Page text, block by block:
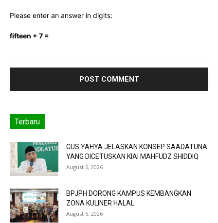
Please enter an answer in digits:
fifteen + 7 =
Terbaru
GUS YAHYA JELASKAN KONSEP SAADATUNA
YANG DICETUSKAN KIAI MAHFUDZ SHIDDIQ
August 6, 2026
BPJPH DORONG KAMPUS KEMBANGKAN
ZONA KULINER HALAL
August 6, 2026